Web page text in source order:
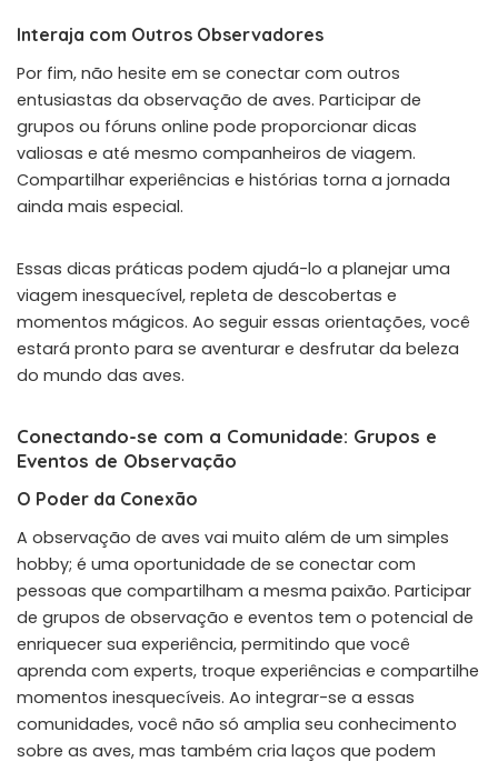
Interaja com Outros Observadores
Por fim, não hesite em se conectar com outros
entusiastas da observação de aves. Participar de
grupos ou fóruns online pode proporcionar dicas
valiosas e até mesmo companheiros de viagem.
Compartilhar experiências e histórias torna a jornada
ainda mais especial.
Essas dicas práticas podem ajudá-lo a planejar uma
viagem inesquecível, repleta de descobertas e
momentos mágicos. Ao seguir essas orientações, você
estará pronto para se aventurar e desfrutar da beleza
do mundo das aves.
Conectando-se com a Comunidade: Grupos e
Eventos de Observação
O Poder da Conexão
A observação de aves vai muito além de um simples
hobby; é uma oportunidade de se conectar com
pessoas que compartilham a mesma paixão. Participar
de grupos de observação e eventos tem o potencial de
enriquecer sua experiência, permitindo que você
aprenda com experts, troque experiências e compartilhe
momentos inesquecíveis. Ao integrar-se a essas
comunidades, você não só amplia seu conhecimento
sobre as aves, mas também cria laços que podem